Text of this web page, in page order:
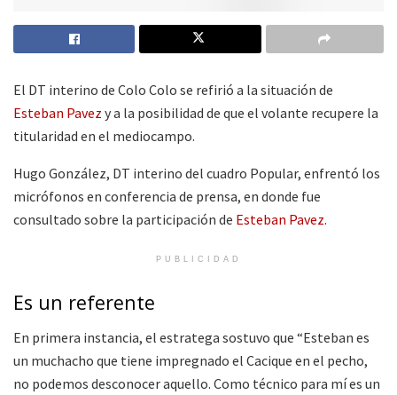
El DT interino de Colo Colo se refirió a la situación de
Esteban Pavez y a la posibilidad de que el volante recupere la
titularidad en el mediocampo.
Hugo González, DT interino del cuadro Popular, enfrentó los
micrófonos en conferencia de prensa, en donde fue
consultado sobre la participación de Esteban Pavez.
PUBLICIDAD
Es un referente
En primera instancia, el estratega sostuvo que “Esteban es
un muchacho que tiene impregnado el Cacique en el pecho,
no podemos desconocer aquello. Como técnico para mí es un